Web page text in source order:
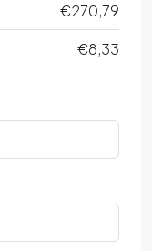
€270,79
€8,33